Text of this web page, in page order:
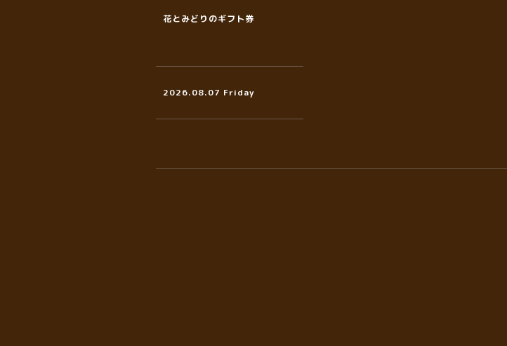
花とみどりのギフト券
2026.08.07 Friday